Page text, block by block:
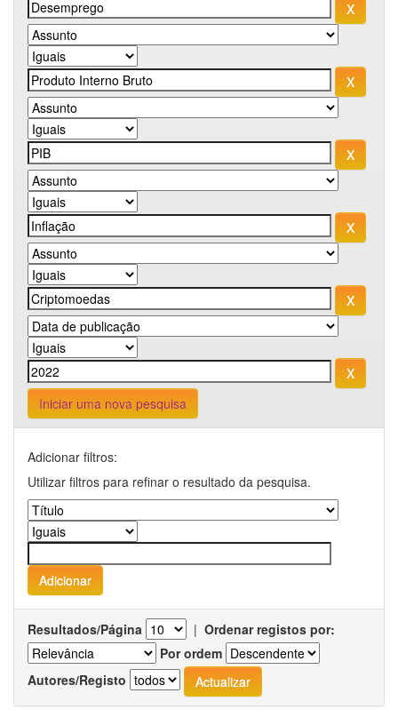
Iniciar uma nova pesquisa
Adicionar filtros:
Utilizar filtros para refinar o resultado da pesquisa.
Resultados/Página | Ordenar registos por:
Por ordem
Autores/Registo